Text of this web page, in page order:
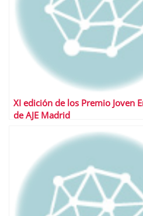
XI edición de los Premio Joven
de AJE Madrid